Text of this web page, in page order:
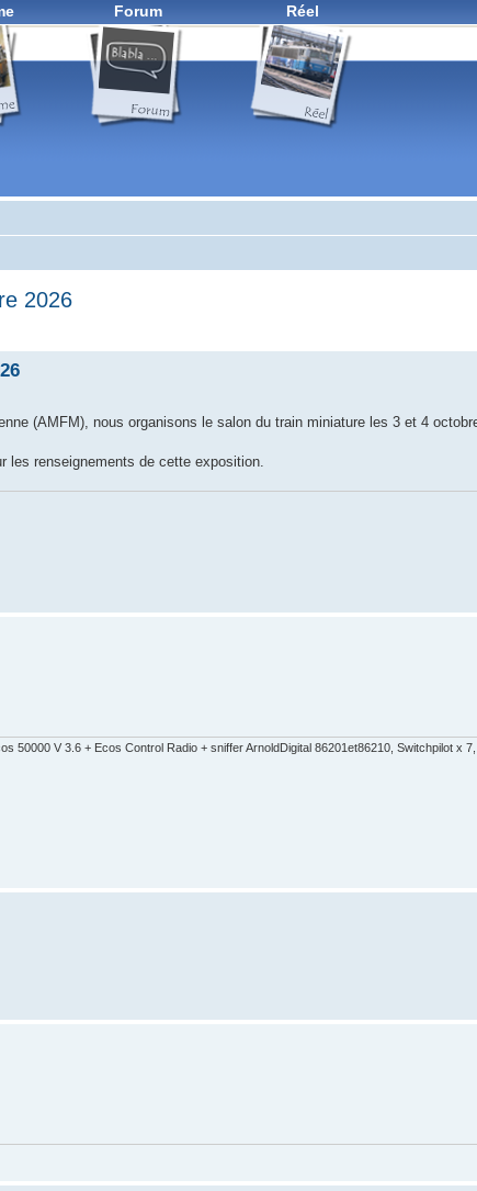
Forum Réel
2026
(AMFM), nous organisons le salon du train miniature les 3 et 4
les renseignements de cette exposition.
50000 V 3.6 + Ecos Control Radio + sniffer ArnoldDigital 86201et86210, Switchpilot x